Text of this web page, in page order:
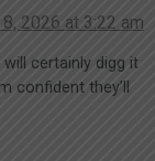
2026 at 3:22 am
will certainly digg it
confident they’ll